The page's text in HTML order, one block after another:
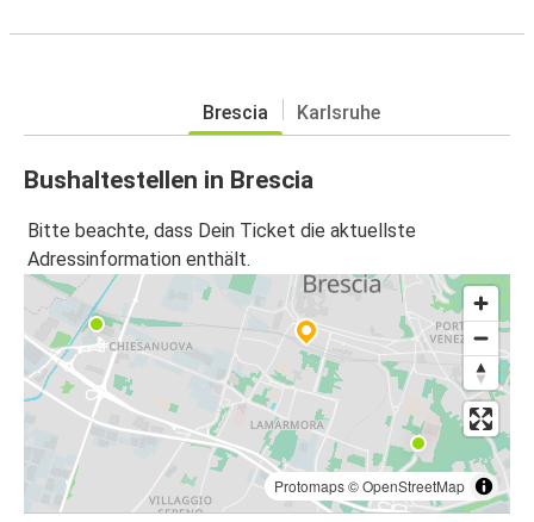
Brescia Karlsruhe
Bushaltestellen in Brescia
Bitte beachte, dass Dein Ticket die aktuellste
Adressinformation enthält.
Protomaps©OpenStreetMap